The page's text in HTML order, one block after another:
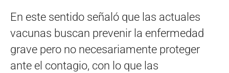
En este sentido señaló que las actuales
vacunas buscan prevenir la enfermedad
grave pero no necesariamente proteger
ante el contagio, con lo que las